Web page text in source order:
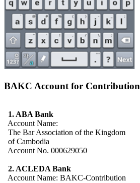
BAKC Account for Contribution
1. ABA Bank
Account Name:
The Bar Association of the Kingdom
of Cambodia
Account No. 000629050
2. ACLEDA Bank
Account Name: BAKC-Contribution